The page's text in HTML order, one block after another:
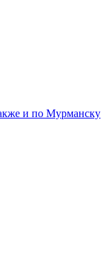
и по Мурманску